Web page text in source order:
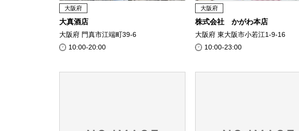
大阪府
大真酒店
大阪府 門真市江端町39-6
10:00-20:00
大阪府
株式会社 かがわ本店
大阪府 東大阪市小若江1-9-16
10:00-23:00